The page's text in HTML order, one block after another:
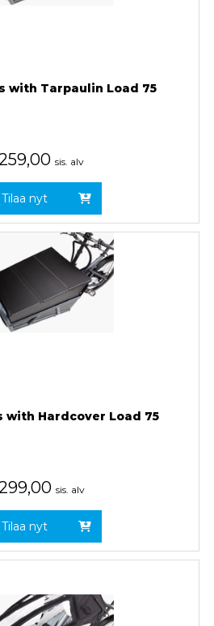
with Tarpaulin Load 75
259,00 sis. alv
Tilaa nyt
with Hardcover Load 75
299,00 sis. alv
Tilaa nyt